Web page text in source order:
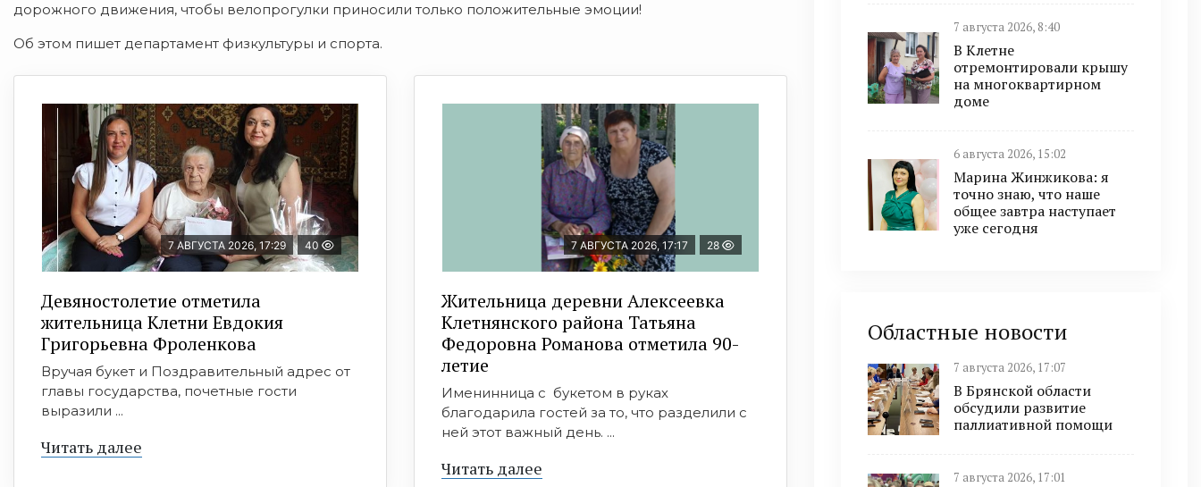
дорожного движения, чтобы велопрогулки приносили только положительные эмоции!
Об этом пишет департамент физкультуры и спорта.
7 АВГУСТА 2026, 17:29 40
Девяностолетие отметила
жительница Клетни Евдокия
Григорьевна Фроленкова
Вручая букет и Поздравительный адрес от
главы государства, почетные гости
выразили ...
Читать далее
7 АВГУСТА 2026, 17:17 28
Жительница деревни Алексеевка
Клетнянского района Татьяна
Федоровна Романова отметила 90-
летие
Именинница с букетом в руках
благодарила гостей за то, что разделили с
ней этот важный день. ...
Читать далее
7 августа 2026, 8:40
В Клетне
отремонтировали крышу
на многоквартирном
доме
6 августа 2026, 15:02
Марина Жинжикова: я
точно знаю, что наше
общее завтра наступает
уже сегодня
Областные новости
7 августа 2026, 17:07
В Брянской области
обсудили развитие
паллиативной помощи
7 августа 2026, 17:01